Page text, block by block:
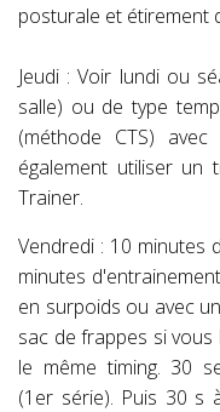
posturale et étirement
Jeudi : Voir lundi ou
salle) ou de type
(méthode CTS) avec
également utiliser un
Trainer.
Vendredi : 10 minutes
minutes
en surpoids ou avec
sac de frappes si
le même timing. 30
(1er série). Puis 30 s